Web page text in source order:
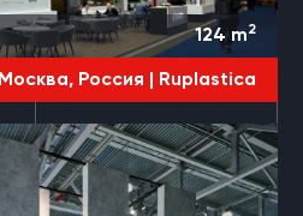
124m2
Москва, Россия | Ruplastica